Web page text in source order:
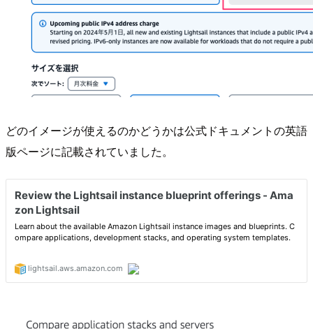
どのイメージが使えるのかどうかは公式ドキュメントの英語
版ページに記載されていました。